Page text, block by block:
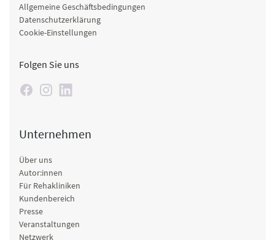
Allgemeine Geschäftsbedingungen
Datenschutzerklärung
Cookie-Einstellungen
Folgen Sie uns
Unternehmen
Über uns
Autor:innen
Für Rehakliniken
Kundenbereich
Presse
Veranstaltungen
Netzwerk